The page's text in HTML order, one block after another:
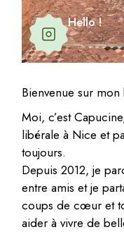
Hello !
Bienvenue sur
Moi, c’est
libérale à Nice et
toujours.
Depuis 2012, je
entre amis et je
coups de cœur et
aider à vivre de